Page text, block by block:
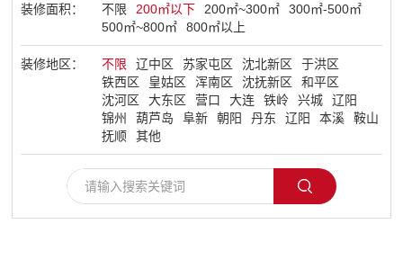
装修面积： 不限 200㎡以下 200㎡~300㎡
300㎡-500㎡
500㎡~800㎡
800㎡以上
装修地区： 不限 辽中区 苏家屯区 沈北新区
于洪区
铁西区
皇姑区 浑南区 沈抚新区
和平区
沈河区
大东区 营口 大连 铁岭 兴城
辽阳
锦州
葫芦岛 阜新 朝阳 丹东 辽阳 本溪
鞍山
抚顺
其他